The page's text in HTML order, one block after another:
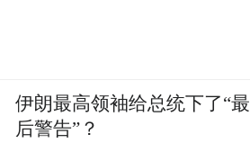
伊朗最高领袖给总统下了“最
后警告”？